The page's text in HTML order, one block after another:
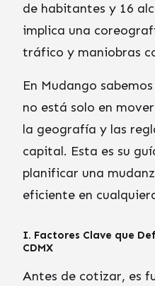
de habitantes y 16
implica una
tráfico y maniobras
En Mudango
no está solo en
la geografía y las
capital. Esta es su
planificar una
eficiente en
I. Factores Clave que
CDMX
Antes de cotizar, es